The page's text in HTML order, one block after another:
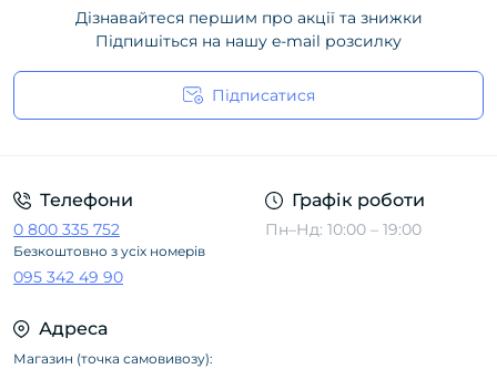
Дізнавайтеся першим про акції та знижки
Підпишіться на нашу e-mail розсилку
Підписатися
Телефони
0 800 335 752
Безкоштовно з усіх номерів
095 342 49 90
Графік роботи
Пн–Нд: 10:00 – 19:00
Адреса
Магазин (точка самовивозу):